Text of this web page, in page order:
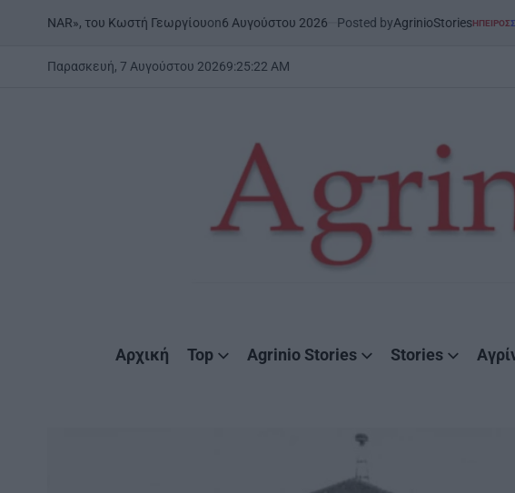
του Κωστή Γεωργίουon6 Αυγούστου 2026 Posted byAgrinioStoriesPOSTED
ΉΠΕΙΡΟΣΣΤΗ ΔΥΤΙΚΉ
Παρασκευή, 7 Αυγούστου 20269:25:23 AM
Αρχική Top Agrinio Stories Stories